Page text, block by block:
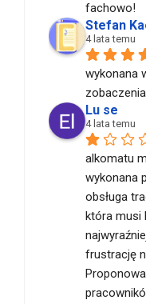
fachowo!
Stefan
4 lata temu
wykonana
Lu se
4 lata temu
alkomatu
wykonana
obsługa
która musi
frustrację